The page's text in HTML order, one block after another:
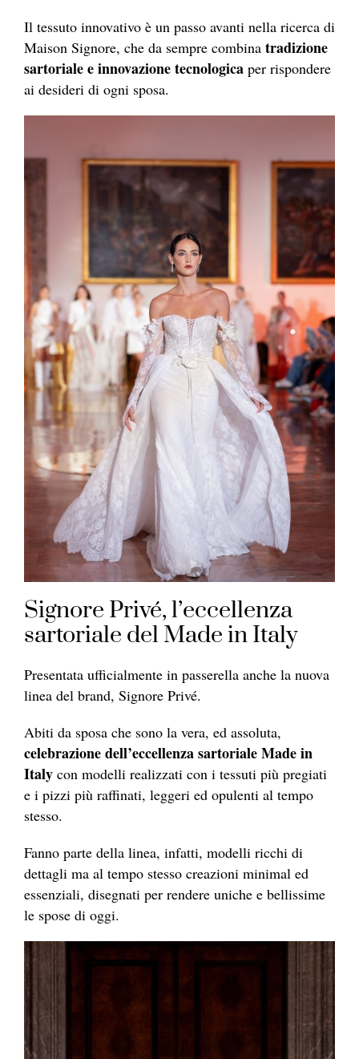
Il tessuto innovativo è un passo avanti nella ricerca di
Maison Signore, che da sempre combina tradizione
sartoriale e innovazione tecnologica per rispondere
ai desideri di ogni sposa.
Signore Privé, l’eccellenza
sartoriale del Made in Italy
Presentata ufficialmente in passerella anche la nuova
linea del brand, Signore Privé.
Abiti da sposa che sono la vera, ed assoluta,
celebrazione dell’eccellenza sartoriale Made in
Italy con modelli realizzati con i tessuti più pregiati
e i pizzi più raffinati, leggeri ed opulenti al tempo
stesso.
Fanno parte della linea, infatti, modelli ricchi di
dettagli ma al tempo stesso creazioni minimal ed
essenziali, disegnati per rendere uniche e bellissime
le spose di oggi.